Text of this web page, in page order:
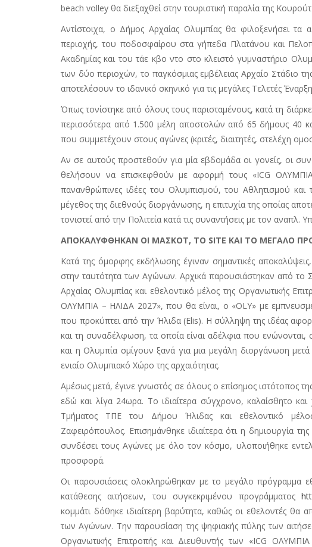
beach volley θα διεξαχθεί στην τουριστική παραλία της
Αντίστοιχα, ο Δήμος Αρχαίας Ολυμπίας θα φιλοξενήσει τα
περιοχής, του ποδοσφαίρου στα γήπεδα Πλατάνου και
Ακαδημίας και του τάε κβο ντο στο κλειστό γυμναστήριο
των δύο περιοχών, το παγκόσμιας εμβέλειας Αρχαίο Στάδιο
αποτελέσουν το ιδανικό σκηνικό για τις μεγάλες Τελετές
Όπως τονίστηκε από όλους τους παρισταμένους, κατά τη
περισσότερα από 1.500 μέλη αποστολών από 65 δήμους 40
που συμμετέχουν στους αγώνες (κριτές, διαιτητές, στελέχη
Αν σε αυτούς προστεθούν για μία εβδομάδα οι γονείς, οι
θελήσουν να επισκεφθούν με αφορμή τους «ICG
πανανθρώπινες ιδέες του Ολυμπισμού, του Αθλητισμού και
μέγεθος της διεθνούς διοργάνωσης, η επιτυχία της οποίας
τονιστεί από την Πολιτεία κατά τις συναντήσεις με τον
ΑΠΟΚΑΛΥΦΘΗΚΑΝ ΟΙ ΜΑΣΚΟΤ, ΤΟ SITE ΚΑΙ ΤΟ ΜΕΓΑΛΟ
Κατά της όμορφης εκδήλωσης έγιναν σημαντικές
στην ταυτότητα των Αγώνων. Αρχικά παρουσιάστηκαν από
Αρχαίας Ολυμπίας και εθελοντικό μέλος της Οργανωτικής
ΟΛΥΜΠΙΑ – ΗΛΙΔΑ 2027», που θα είναι, ο «OLY» με
που προκύπτει από την Ήλιδα (Elis). Η σύλληψη της ιδέας
και τη συναδέλφωση, τα οποία είναι αδέλφια που
και η Ολυμπία σμίγουν ξανά για μια μεγάλη διοργάνωση
ενιαίο Ολυμπιακό Χώρο της αρχαιότητας.
Αμέσως μετά, έγινε γνωστός σε όλους ο επίσημος ιστότοπος
εδώ και λίγα 24ωρα. Το ιδιαίτερα σύγχρονο, καλαίσθητο
Τμήματος ΤΠΕ του Δήμου Ήλιδας και εθελοντικό
Ζαφειρόπουλος. Επισημάνθηκε ιδιαίτερα ότι η δημιουργία
συνδέσει τους Αγώνες με όλο τον κόσμο, υλοποιήθηκε
προσφορά.
Οι παρουσιάσεις ολοκληρώθηκαν με το μεγάλο πρόγραμμα
κατάθεσης αιτήσεων, του συγκεκριμένου προγράμματος
κομμάτι δόθηκε ιδιαίτερη βαρύτητα, καθώς οι εθελοντές θα
των Αγώνων. Την παρουσίαση της ψηφιακής πύλης των
Οργανωτικής Επιτροπής και Διευθυντής των «ICG